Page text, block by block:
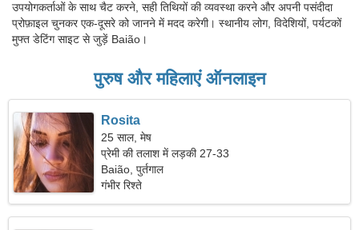
उपयोगकर्ताओं के साथ चैट करने, सही तिथियों की व्यवस्था करने और अपनी पसंदीदा
प्रोफ़ाइल चुनकर एक-दूसरे को जानने में मदद करेगी। स्थानीय लोग, विदेशियों, पर्यटकों
मुफ्त डेटिंग साइट से जुड़ें Baião।
पुरुष और महिलाएं ऑनलाइन
Rosita
25 साल, मेष
प्रेमी की तलाश में लड़की 27-33
Baião, पुर्तगाल
गंभीर रिश्ते